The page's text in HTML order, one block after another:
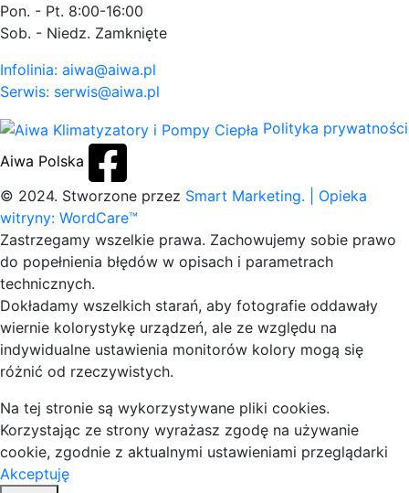
Pon. - Pt. 8:00-16:00
Sob. - Niedz. Zamknięte
Infolinia: aiwa@aiwa.pl
Serwis: serwis@aiwa.pl
Polityka prywatności
Aiwa Polska
© 2024. Stworzone przez Smart Marketing.
| Opieka
witryny: WordCare™
Zastrzegamy wszelkie prawa. Zachowujemy sobie prawo
do popełnienia błędów w opisach i parametrach
technicznych.
Dokładamy wszelkich starań, aby fotografie oddawały
wiernie kolorystykę urządzeń, ale ze względu na
indywidualne ustawienia monitorów kolory mogą się
różnić od rzeczywistych.
Na tej stronie są wykorzystywane pliki cookies.
Korzystając ze strony wyrażasz zgodę na używanie
cookie, zgodnie z aktualnymi ustawieniami przeglądarki
Akceptuję